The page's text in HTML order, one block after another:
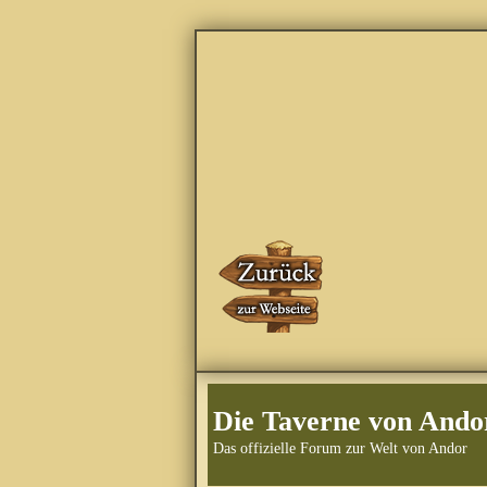
Die Taverne von
Das offizielle Forum zur Welt von Andor